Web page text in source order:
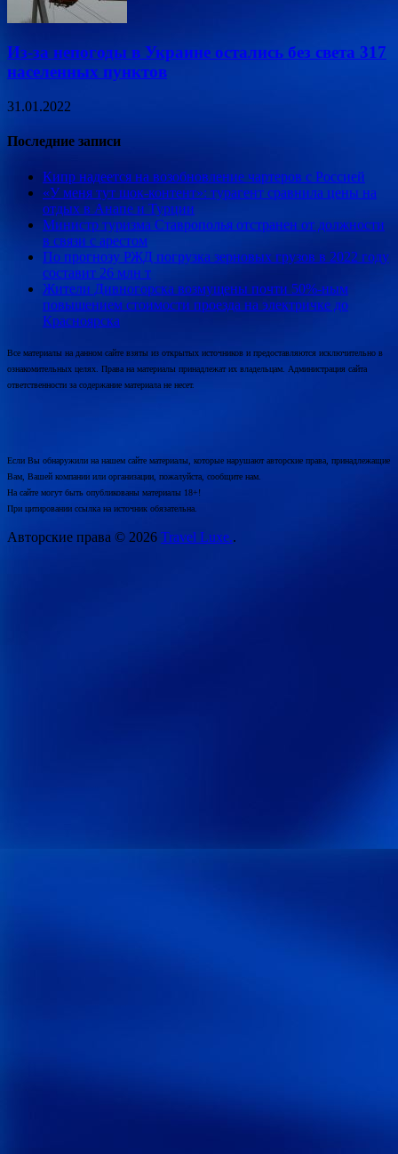
Из-за непогоды в Украине остались без света 317
населенных пунктов
31.01.2022
Последние записи
Кипр надеется на возобновление чартеров с Россией
«У меня тут шок-контент»: турагент сравнила цены на
отдых в Анапе и Турции
Министр туризма Ставрополья отстранен от должности
в связи с арестом
По прогнозу РЖД погрузка зерновых грузов в 2022 году
составит 26 млн т
Жители Дивногорска возмущены почти 50%-ным
повышением стоимости проезда на электричке до
Красноярска
Все материалы на данном сайте взяты из открытых источников и предоставляются исключительно в
ознакомительных целях. Права на материалы принадлежат их владельцам. Администрация сайта
ответственности за содержание материала не несет.
Если Вы обнаружили на нашем сайте материалы, которые нарушают авторские права, принадлежащие
Вам, Вашей компании или организации, пожалуйста, сообщите нам.
На сайте могут быть опубликованы материалы 18+!
При цитировании ссылка на источник обязательна.
Авторские права © 2026 Travel Luxe..